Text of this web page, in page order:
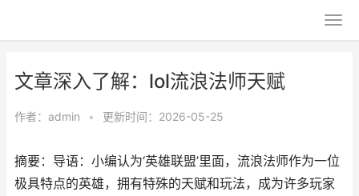
文章深入了解：lol流浪法师天赋
作者： admin • 更新时间：2026-05-25
摘要：导语：小编认为‘英雄联盟’里面，流浪法师作为一位
极具特点的英雄，拥有特殊的天赋和玩法，成为许多玩家